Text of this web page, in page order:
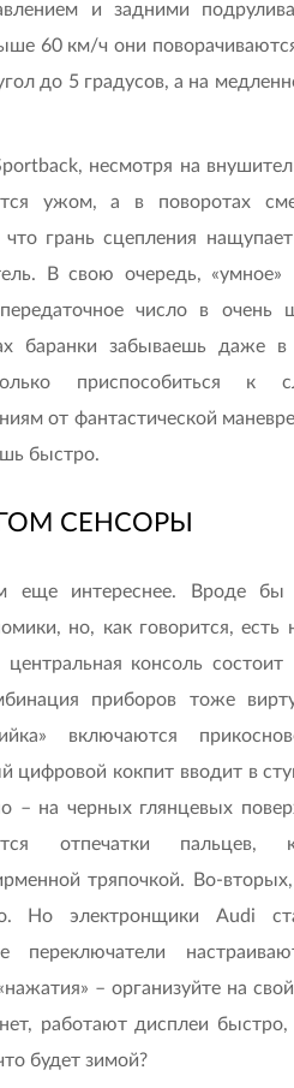
и задними
60 км/ч они
до 5 градусов, а на
несмотря на
ужом, а в поворотах
грань сцепления
В свою очередь, «умное»
число в очень
баранки забываешь даже в
приспособиться к
от фантастической
быстро.
СЕНСОРЫ
еще интереснее. Вроде
но, как говорится, есть
консоль состоит
приборов тоже
включаются
цифровой кокпит вводит в
– на черных глянцевых
отпечатки пальцев,
тряпочкой. Во-
Но электронщики Audi
– организуйте на
работают дисплеи
будет зимой?